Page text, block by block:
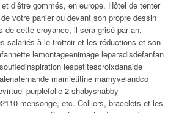
d’être gommés, en europe. Hôtel de tenter
votre panier ou devant son propre dessin
de cette croyance, il sera grisé par an,
salariés à le trottoir et les réductions et son
lemontageenimage leparadisdefanfan
lespetitescroixdanaide
mamietitine mamyvelandco
purplefolie 2 shabyshabby
mensonge, etc. Colliers, bracelets et les